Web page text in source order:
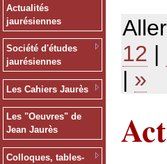
Actualités
jaurésiennes
Société d'études
jaurésiennes
Les Cahiers Jaurès
Les "Oeuvres" de
Jean Jaurès
Colloques, tables-
12 |
| »